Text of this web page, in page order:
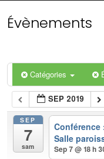
Évènements
Catégories
SEP 2019
SEP
7
sam
Salle
Sep 7 @ 18 h